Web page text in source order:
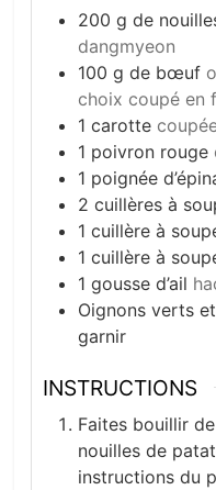
200 g de
dangmyeon
100 g de bœuf
choix coupé en
1 carotte
1 poivron rouge
1 poignée
2 cuillères à
1 cuillère à
1 cuillère à
1 gousse d’ail
Oignons verts
garnir
INSTRUCTIONS
Faites bouillir
nouilles de
instructions du